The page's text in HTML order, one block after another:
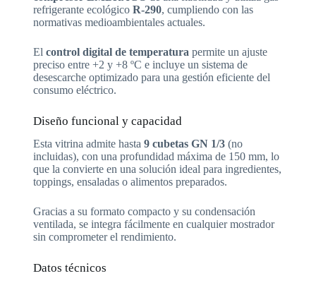
refrigerante ecológico R-290, cumpliendo con las
normativas medioambientales actuales.
El control digital de temperatura permite un ajuste
preciso entre +2 y +8 ºC e incluye un sistema de
desescarche optimizado para una gestión eficiente del
consumo eléctrico.
Diseño funcional y capacidad
Esta vitrina admite hasta 9 cubetas GN 1/3(no
incluidas), con una profundidad máxima de 150 mm, lo
que la convierte en una solución ideal para ingredientes,
toppings, ensaladas o alimentos preparados.
Gracias a su formato compacto y su condensación
ventilada, se integra fácilmente en cualquier mostrador
sin comprometer el rendimiento.
Datos técnicos